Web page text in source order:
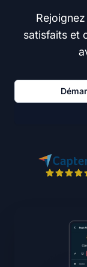
satisfaits et